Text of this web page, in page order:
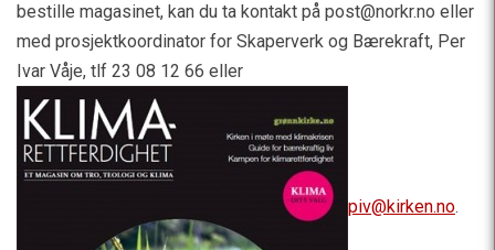
bestille magasinet, kan du ta kontakt på post@norkr.no eller
med prosjektkoordinator for Skaperverk og Bærekraft, Per
Ivar Våje, tlf 23 08 12 66 eller
piv@kirken.no.